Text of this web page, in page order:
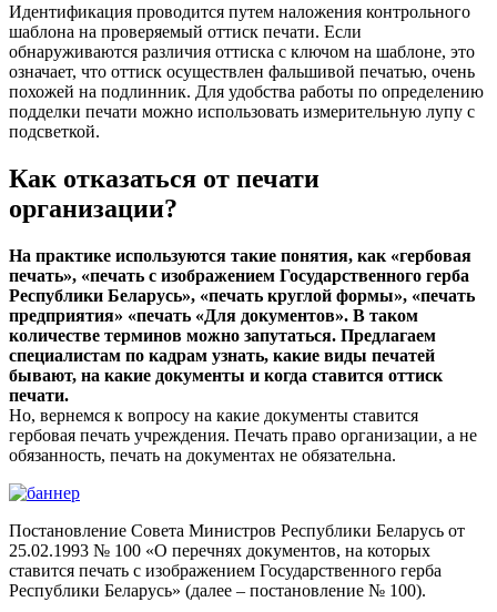
Идентификация проводится путем наложения контрольного
шаблона на проверяемый оттиск печати. Если
обнаруживаются различия оттиска с ключом на шаблоне, это
означает, что оттиск осуществлен фальшивой печатью, очень
похожей на подлинник. Для удобства работы по определению
подделки печати можно использовать измерительную лупу с
подсветкой.
Как отказаться от печати
организации?
На практике используются такие понятия, как «гербовая
печать», «печать с изображением Государственного герба
Республики Беларусь», «печать круглой формы», «печать
предприятия» «печать «Для документов». В таком
количестве терминов можно запутаться. Предлагаем
специалистам по кадрам узнать, какие виды печатей
бывают, на какие документы и когда ставится оттиск
печати.
Но, вернемся к вопросу на какие документы ставится
гербовая печать учреждения. Печать право организации, а не
обязанность, печать на документах не обязательна.
Постановление Совета Министров Республики Беларусь от
25.02.1993 № 100 «О перечнях документов, на которых
ставится печать с изображением Государственного герба
Республики Беларусь» (далее – постановление № 100).